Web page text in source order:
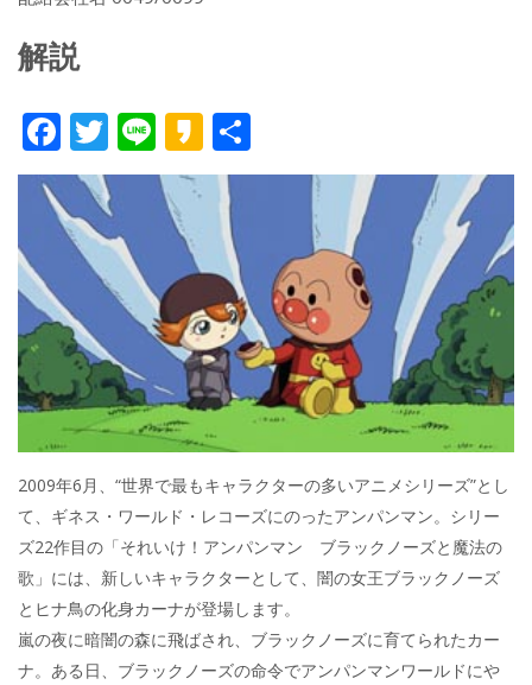
解説
F
ac
e
b
o
k
T
w
itt
er
Li
n
e
K
a
a
o
有
2009年6月、“世界で最もキャラクターの多いアニメシリーズ”とし
て、ギネス・ワールド・レコーズにのったアンパンマン。シリー
ズ22作目の「それいけ！アンパンマン ブラックノーズと魔法の
歌」には、新しいキャラクターとして、闇の女王ブラックノーズ
とヒナ鳥の化身カーナが登場します。
嵐の夜に暗闇の森に飛ばされ、ブラックノーズに育てられたカー
ナ。ある日、ブラックノーズの命令でアンパンマンワールドにや